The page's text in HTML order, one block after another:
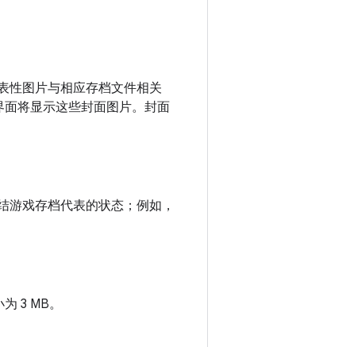
性图片与相应存档文件相关
将显示这些封面图片。封面
戏存档代表的状态；例如，
3 MB。